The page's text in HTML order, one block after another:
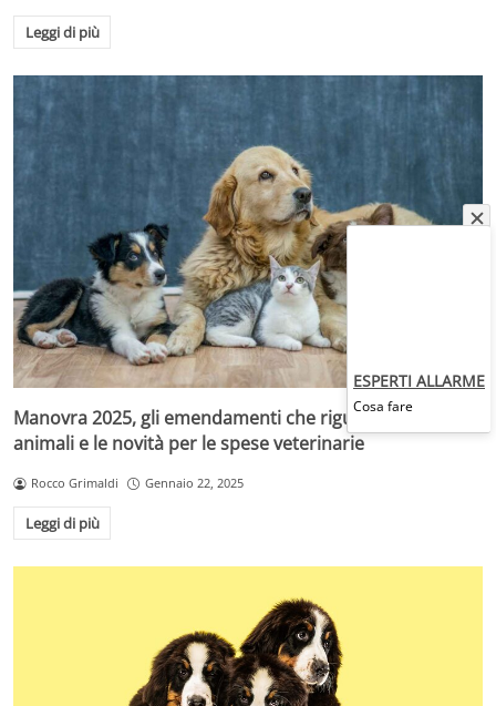
Leggi di più
Manovra 2025, gli emendamenti che riguardano gli
animali e le novità per le spese veterinarie
Rocco Grimaldi Gennaio 22, 2025
Leggi di più
ESPERTI ALLARME
Cosa fare